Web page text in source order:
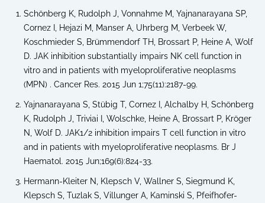
Schönberg K, Rudolph J, Vonnahme M, Yajnanarayana SP,
Cornez I, Hejazi M, Manser A, Uhrberg M, Verbeek W,
Koschmieder S, Brümmendorf TH, Brossart P, Heine A, Wolf
D. JAK inhibition substantially impairs NK cell function in
vitro and in patients with myeloproliferative neoplasms
(MPN) . Cancer Res. 2015 Jun 1;75(11):2187-99.
Yajnanarayana S, Stübig T, Cornez I, Alchalby H, Schönberg
K, Rudolph J, Triviai I, Wolschke, Heine A, Brossart P, Kröger
N, Wolf D. JAK1/2 inhibition impairs T cell function in vitro
and in patients with myeloproliferative neoplasms. Br J
Haematol. 2015 Jun;169(6):824-33.
Hermann-Kleiter N, Klepsch V, Wallner S, Siegmund K,
Klepsch S, Tuzlak S, Villunger A, Kaminski S, Pfeifhofer-